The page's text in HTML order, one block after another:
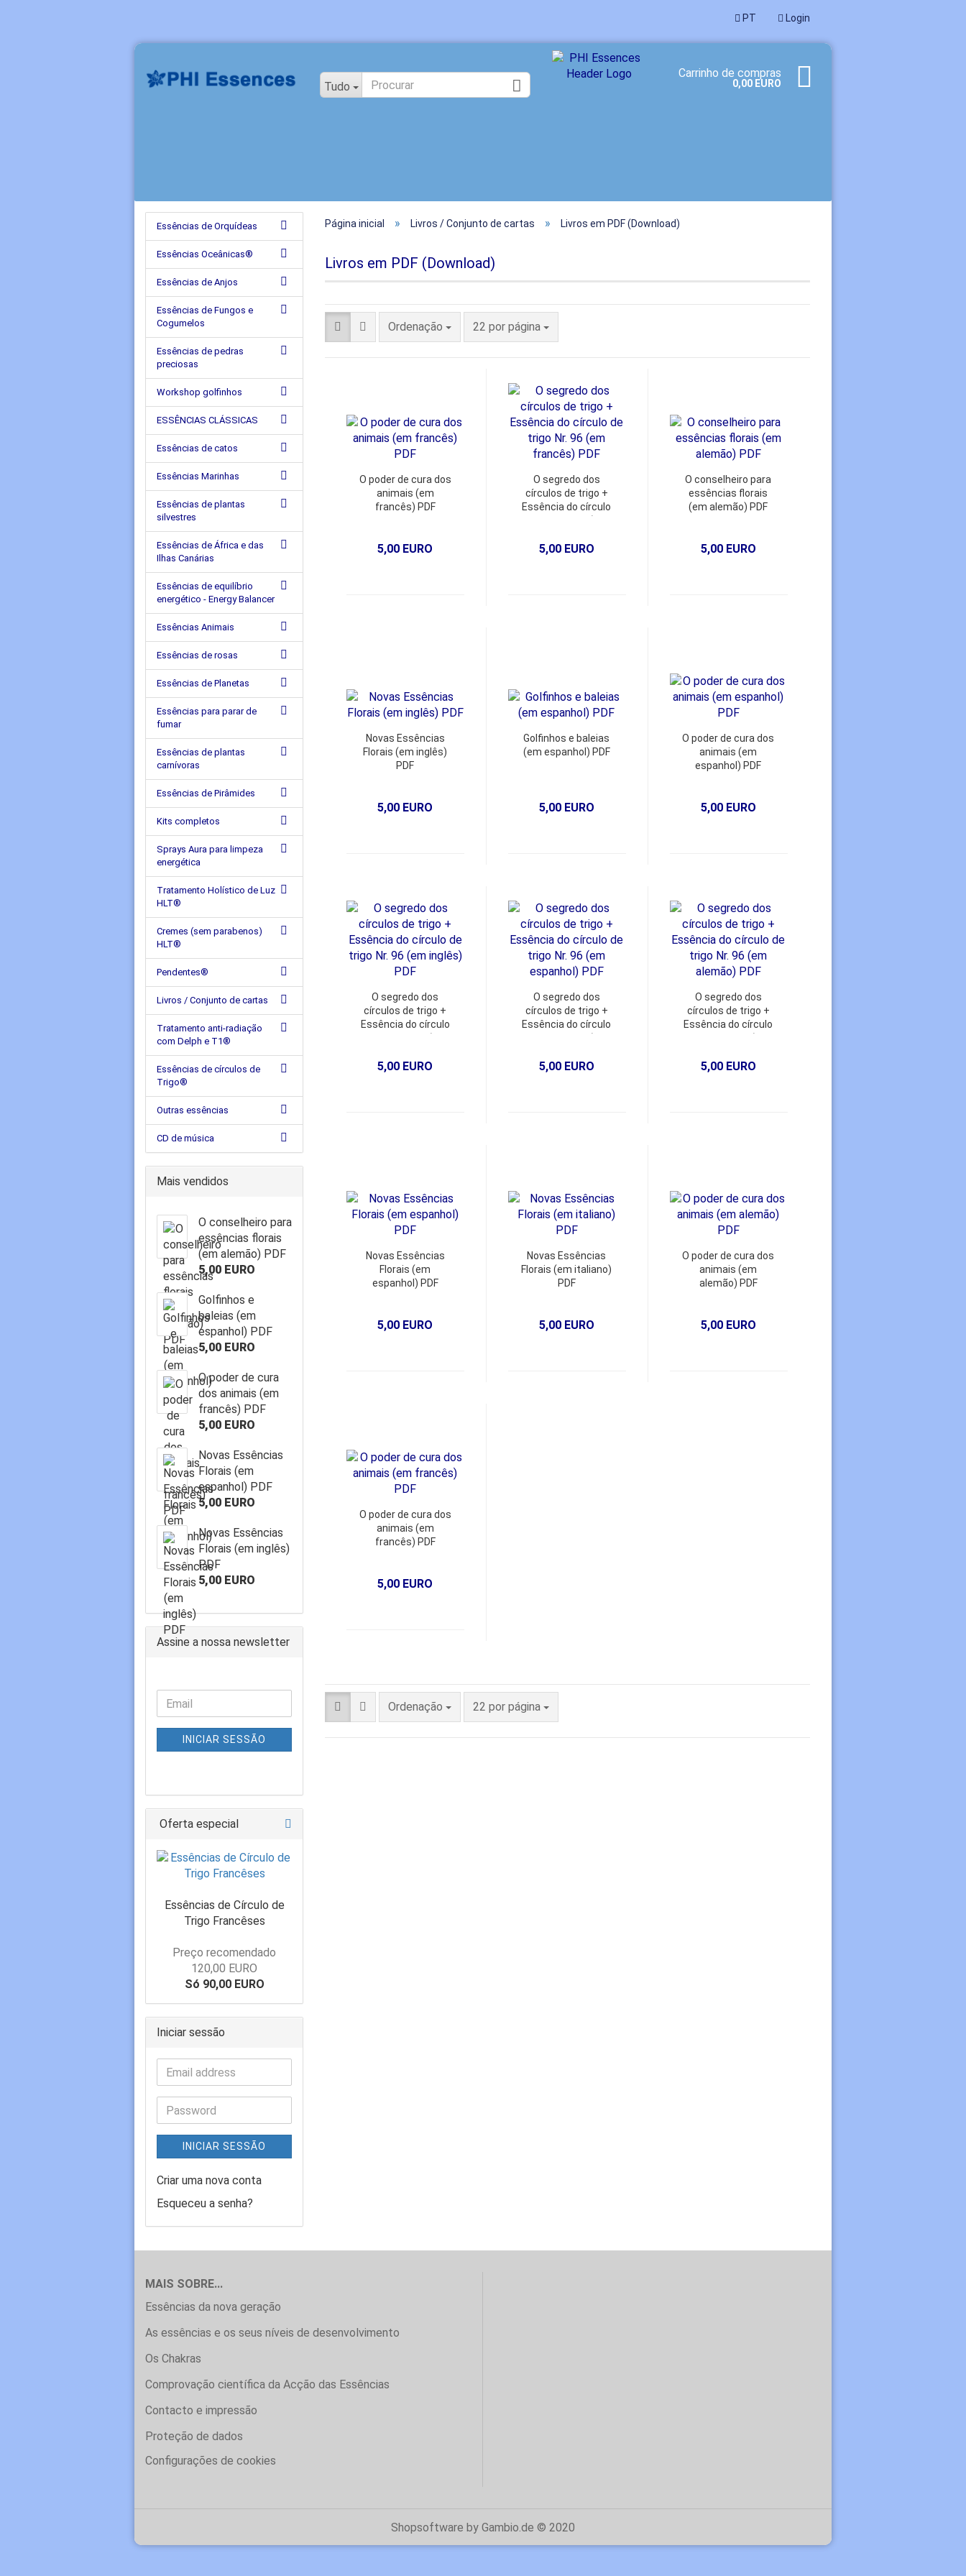
PT
Mudar idioma
Login
Criar uma nova conta
Tudo
Carrinho de compras
0,00 EURO
Página inicial » Livros / Conjunto de cartas » Livros em PDF (Download)
Livros em PDF (Download)
Ordenação 22 por página
O poder de cura dos
animais (em
francês) PDF
5,00 EURO
O segredo dos
círculos de trigo +
Essência do círculo
5,00 EURO
O conselheiro para
essências florais
(em alemão) PDF
5,00 EURO
Novas Essências
Florais (em inglês)
PDF
5,00 EURO
Golfinhos e baleias
(em espanhol) PDF
5,00 EURO
O poder de cura dos
animais (em
espanhol) PDF
5,00 EURO
O segredo dos
círculos de trigo +
Essência do círculo
5,00 EURO
O segredo dos
círculos de trigo +
Essência do círculo
5,00 EURO
O segredo dos
círculos de trigo +
Essência do círculo
5,00 EURO
Novas Essências
Florais (em
espanhol) PDF
5,00 EURO
Novas Essências
Florais (em italiano)
PDF
5,00 EURO
O poder de cura dos
animais (em
alemão) PDF
5,00 EURO
O poder de cura dos
animais (em
francês) PDF
5,00 EURO
Ordenação 22 por página
Essências de Orquídeas
Essências Oceânicas®
Essências de Anjos
Essências de Fungos e
Cogumelos
Essências de pedras
preciosas
Workshop golfinhos
ESSÊNCIAS CLÁSSICAS
Essências de catos
Essências Marinhas
Essências de plantas
silvestres
Essências de África e das
Ilhas Canárias
Essências de equilíbrio
energético - Energy Balancer
Essências Animais
Essências de rosas
Essências de Planetas
Essências para parar de
fumar
Essências de plantas
carnívoras
Essências de Pirâmides
Kits completos
Sprays Aura para limpeza
energética
Tratamento Holístico de Luz
HLT®
Cremes (sem parabenos)
HLT®
Pendentes®
Livros / Conjunto de cartas
Tratamento anti-radiação
com Delph e T1®
Essências de círculos de
Trigo®
Outras essências
CD de música
Mais vendidos
O conselheiro para
essências florais
(em alemão) PDF
5,00 EURO
Golfinhos e
baleias (em
espanhol) PDF
5,00 EURO
O poder de cura
dos animais (em
francês) PDF
5,00 EURO
Novas Essências
Florais (em
espanhol) PDF
5,00 EURO
Novas Essências
Florais (em inglês)
PDF
5,00 EURO
Assine a nossa newsletter
INICIAR SESSÃO
Oferta especial
Essências de Círculo de
Trigo Francêses
Preço recomendado
120,00 EURO
Só 90,00 EURO
Iniciar sessão
INICIAR SESSÃO
Criar uma nova conta
Esqueceu a senha?
MAIS SOBRE...
Essências da nova geração
As essências e os seus níveis de desenvolvimento
Os Chakras
Comprovação científica da Acção das Essências
Contacto e impressão
Proteção de dados
Configurações de cookies
Shopsoftware by Gambio.de © 2020